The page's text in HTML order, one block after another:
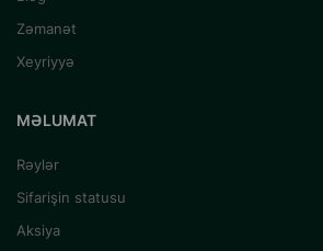
Zəmanət
Xeyriyyə
MƏLUMAT
Rəylər
Sifarişin statusu
Aksiya